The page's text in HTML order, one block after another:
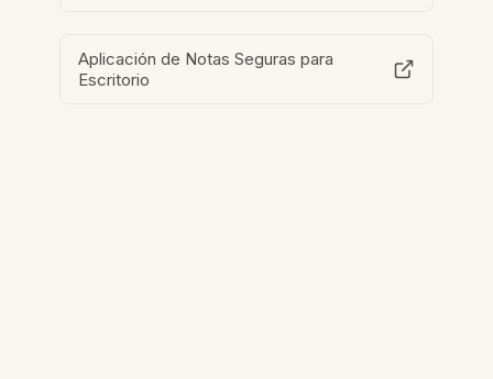
Aplicación de Notas Seguras para
Escritorio